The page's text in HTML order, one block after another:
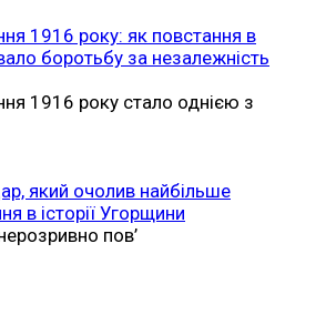
1916 року: як повстання в
боротьбу за незалежність
1916 року стало однією з
який очолив найбільше
в історії Угорщини
пов’